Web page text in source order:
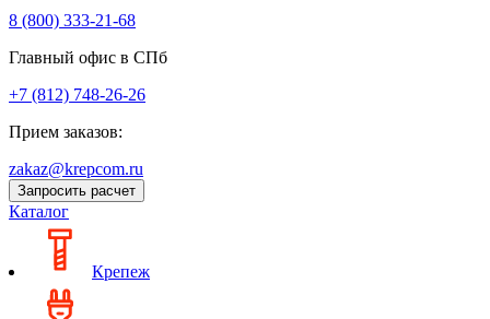
8 (800) 333‑21-68
Главный офис в СПб
+7 (812) 748-26-26
Прием заказов:
zakaz@krepcom.ru
Запросить расчет
Каталог
Крепеж